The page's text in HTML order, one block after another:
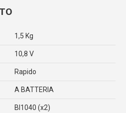
1,5 Kg
10,8 V
Rapido
A BATTERIA
Bl1040 (x2)